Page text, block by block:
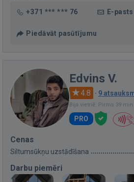
+371 *** *** 76 E-pasts
Piedāvāt pasūtījumu
Edvins V.
4.8 · 9
Bija vietnē: Pirms 39 min.
PRO
Cenas
Siltumsūkņu uzstādīšana
Darbu piemēri